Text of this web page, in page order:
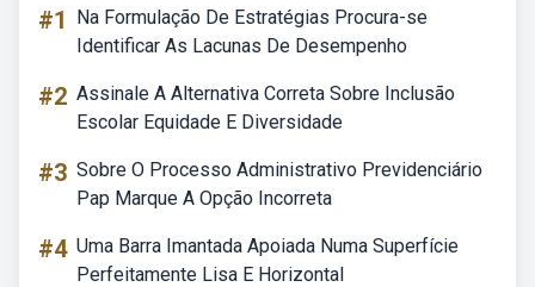
#1
Na Formulação De Estratégias Procura-se
Identificar As Lacunas De Desempenho
#2 Assinale A Alternativa Correta Sobre Inclusão
Escolar Equidade E Diversidade
#3 Sobre O Processo Administrativo Previdenciário
Pap Marque A Opção Incorreta
#4 Uma Barra Imantada Apoiada Numa Superfície
Perfeitamente Lisa E Horizontal